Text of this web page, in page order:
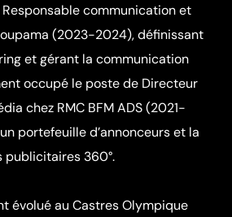
communication et
(2023-2024), définissant
et gérant la communication
occupé le poste de Directeur
chez RMC BFM ADS (2021-
portefeuille d’annonceurs et la
360°.
évolué au Castres Olympique